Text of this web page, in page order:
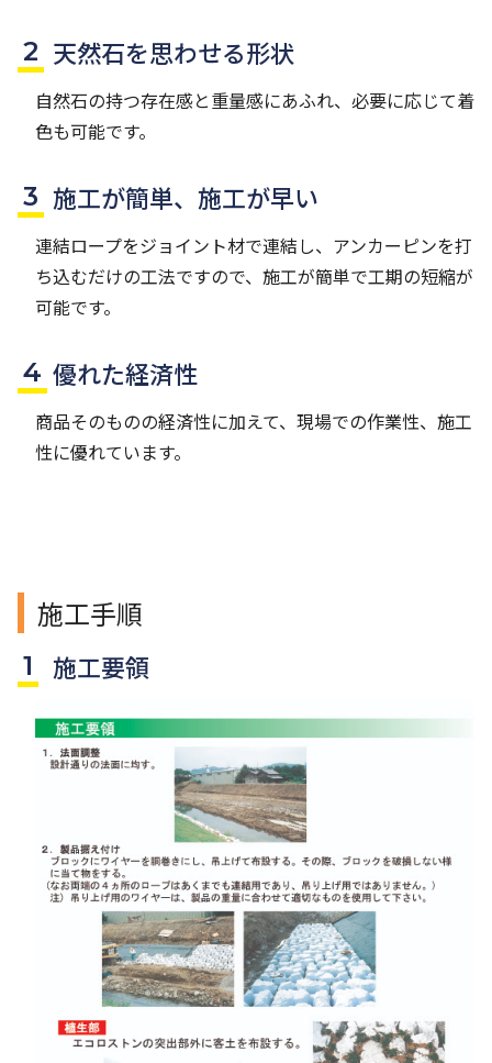
天然石を思わせる形状
自然石の持つ存在感と重量感にあふれ、必要に応じて着
色も可能です。
施工が簡単、施工が早い
連結ロープをジョイント材で連結し、アンカーピンを打
ち込むだけの工法ですので、施工が簡単で工期の短縮が
可能です。
優れた経済性
商品そのものの経済性に加えて、現場での作業性、施工
性に優れています。
施工手順
施工要領